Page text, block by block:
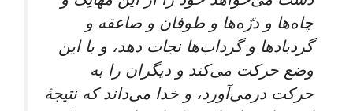
چاه‌ها و درّه‌ها و طوفان و صاعقه و
گردبادها و گرداب‌ها نجات دهد، و با این
وضع حرکت می‌کند و دیگران را به
حرکت درمی‌آورد، و خدا می‌داند که نتیجۀ